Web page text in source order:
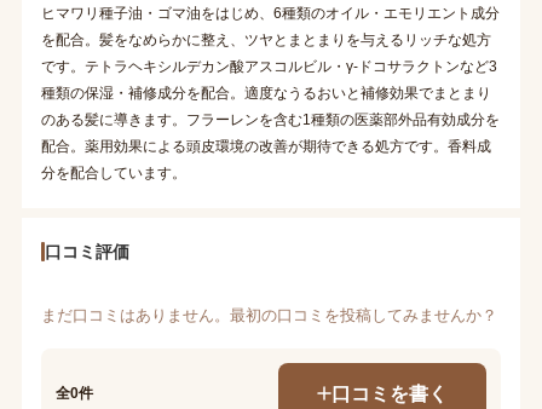
ヒマワリ種子油・ゴマ油をはじめ、6種類のオイル・エモリエント成分
を配合。髪をなめらかに整え、ツヤとまとまりを与えるリッチな処方
です。テトラヘキシルデカン酸アスコルビル・γ-ドコサラクトンなど3
種類の保湿・補修成分を配合。適度なうるおいと補修効果でまとまり
のある髪に導きます。フラーレンを含む1種類の医薬部外品有効成分を
配合。薬用効果による頭皮環境の改善が期待できる処方です。香料成
分を配合しています。
口コミ評価
まだ口コミはありません。最初の口コミを投稿してみませんか？
全0件 口コミを書く